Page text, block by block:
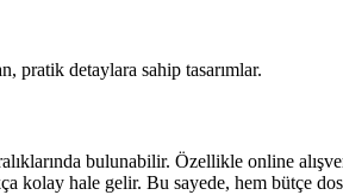
pratik detaylara sahip tasarımlar.
bulunabilir. Özellikle online
kolay hale gelir. Bu sayede, hem bütçe